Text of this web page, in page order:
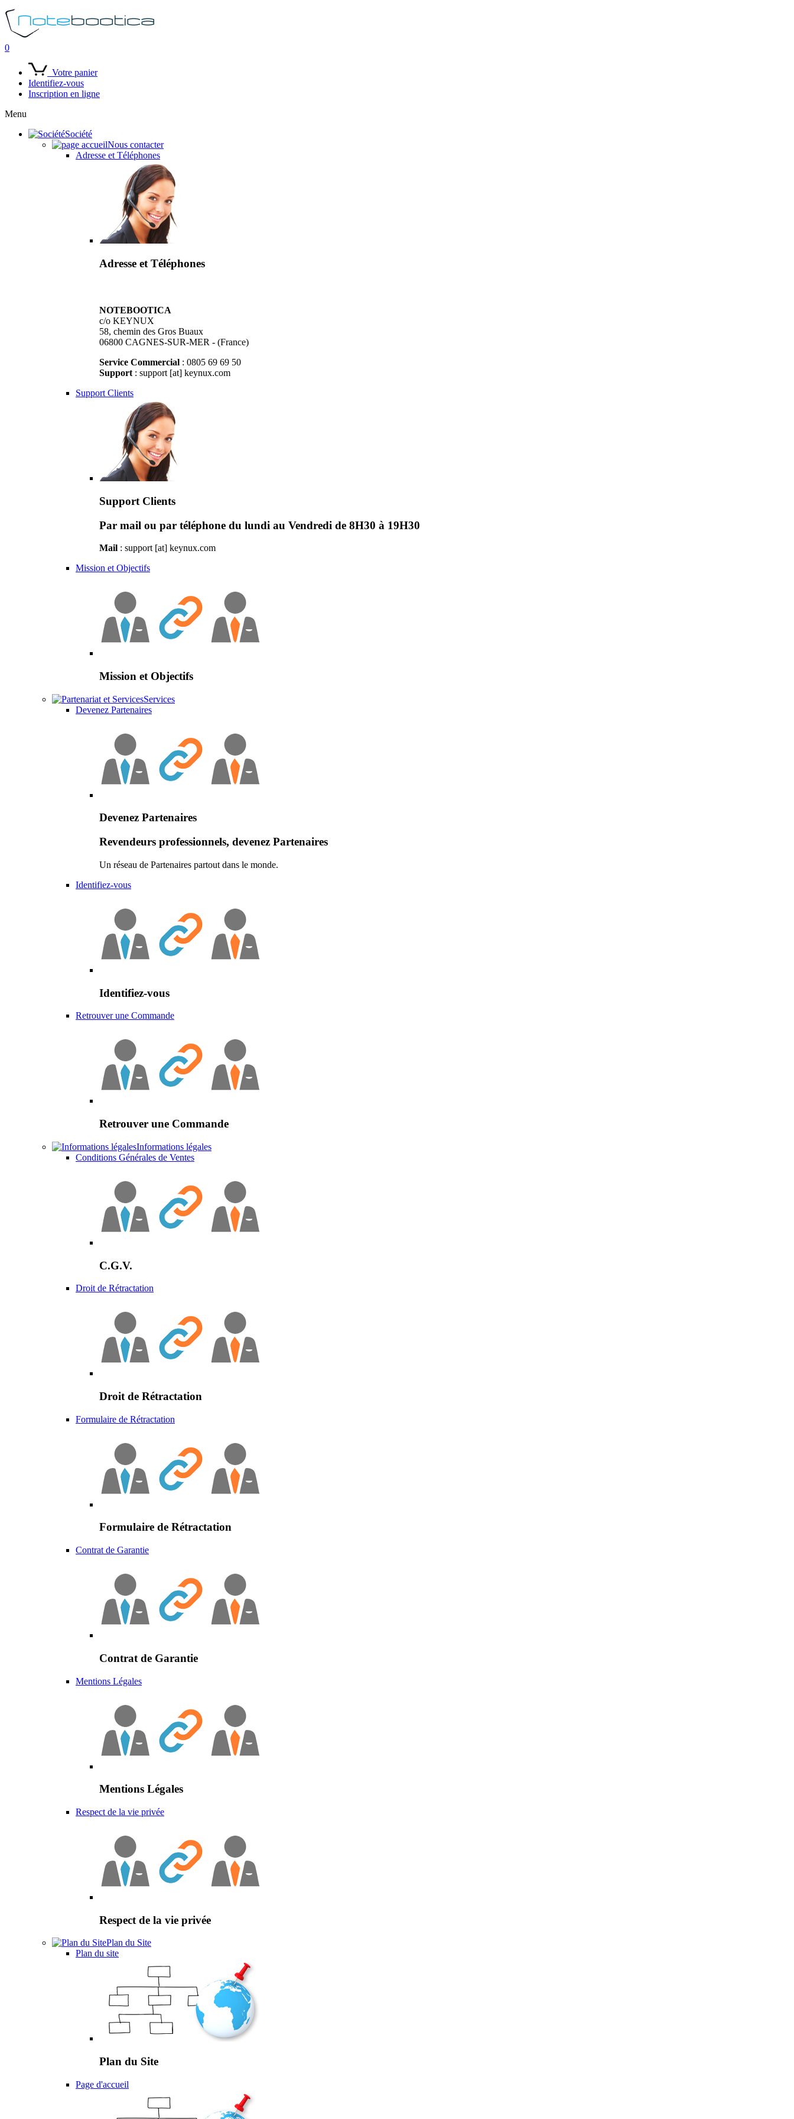
0
Votre panier
Identifiez-vous
Inscription en ligne
Menu
Société
Nous contacter
Adresse et Téléphones
Adresse et Téléphones
NOTEBOOTICA
c/o KEYNUX
58, chemin des Gros Buaux
06800 CAGNES-SUR-MER - (France)
Service Commercial : 0805 69 69 50
Support : support [at] keynux.com
Support Clients
Support Clients
Par mail ou par téléphone du lundi au Vendredi de 8H30 à 19H30
Mail : support [at] keynux.com
Mission et Objectifs
Mission et Objectifs
Services
Devenez Partenaires
Devenez Partenaires
Revendeurs professionnels, devenez Partenaires
Un réseau de Partenaires partout dans le monde.
Identifiez-vous
Identifiez-vous
Retrouver une Commande
Retrouver une Commande
Informations légales
Conditions Générales de Ventes
C.G.V.
Droit de Rétractation
Droit de Rétractation
Formulaire de Rétractation
Formulaire de Rétractation
Contrat de Garantie
Contrat de Garantie
Mentions Légales
Mentions Légales
Respect de la vie privée
Respect de la vie privée
Plan du Site
Plan du site
Plan du Site
Page d'accueil